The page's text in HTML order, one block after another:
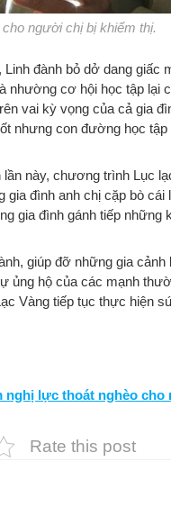
người chị bị khiếm thị.
Linh đành bỏ dở dang
nhường cơ hội học tập lại
vai kỳ vọng của cả gia
nhưng con đường học
này, chương trình Lục
gia đình anh chị cặp bò
gia đình gánh tiếp
giúp đỡ những gia
ủng hộ của các mạnh
Vàng tiếp tục thực hiện
nghị lực thoát nghèo
Rate this post